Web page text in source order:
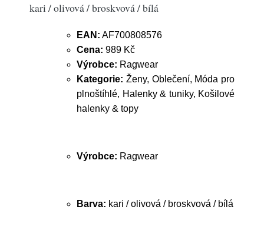
kari / olivová / broskvová / bílá
EAN: AF700808576
Cena: 989 Kč
Výrobce: Ragwear
Kategorie: Ženy, Oblečení, Móda pro
plnoštíhlé, Halenky & tuniky, Košilové
halenky & topy
Výrobce: Ragwear
Barva: kari / olivová / broskvová / bílá